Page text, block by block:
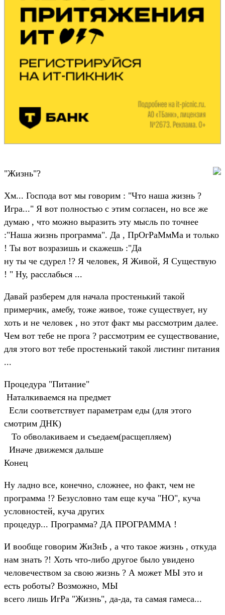
"Жизнь"?
Хм... Господа вот мы говорим : "Что наша жизнь ?
Игра..." Я вот полностью с этим согласен, но все же
думаю , что можно выразить эту мысль по точнее
:"Наша жизнь программа". Да , ПрОгРаМмМа и только
! Ты вот возразишь и скажешь :"Да
ну ты че сдурел !? Я человек, Я Живой, Я Существую
! " Ну, расслабься ...
Давай разберем для начала простенький такой
примерчик, амебу, тоже живое, тоже существует, ну
хоть и не человек , но этот факт мы рассмотрим далее.
Чем вот тебе не прога ? рассмотрим ее существование,
для этого вот тебе простенький такой листинг питания
...
Процедура "Питание"
Наталкиваемся на предмет
Если соответствует параметрам еды (для этого
смотрим ДНК)
То обволакиваем и съедаем(расщепляем)
Иначе движемся дальше
Конец
Ну ладно все, конечно, сложнее, но факт, чем не
программа !? Безусловно там еще куча "НО", куча
условностей, куча других
процедур... Программа? ДА ПРОГРАММА !
И вообще говорим ЖиЗнЬ , а что такое жизнь , откуда
нам знать ?! Хоть что-либо другое было увидено
человечеством за свою жизнь ? А может МЫ это и
есть роботы? Возможно, МЫ
всего лишь ИгРа "Жизнь", да-да, та самая гамеса...